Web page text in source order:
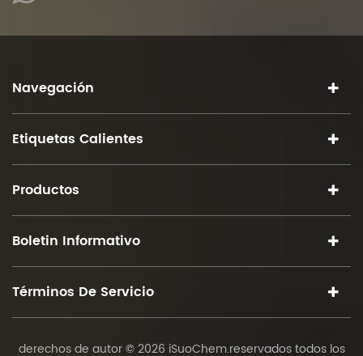
Navegación
Etiquetas Calientes
Productos
Boletin Informativo
Términos De Servicio
derechos de autor © 2026 iSuoChem.reservados todos los